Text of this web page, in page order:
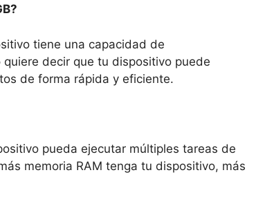
tiene una capacidad de
decir que tu dispositivo puede
de forma rápida y eficiente.
pueda ejecutar múltiples tareas de
memoria RAM tenga tu dispositivo, más